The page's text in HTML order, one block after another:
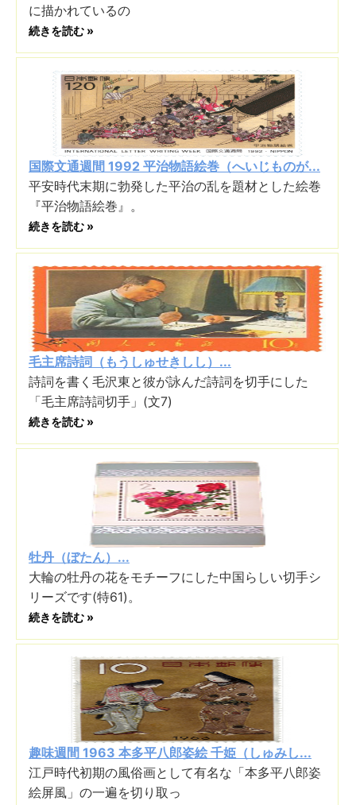
に描かれているの
続きを読む »
国際文通週間 1992 平治物語絵巻（へいじものが...
平安時代末期に勃発した平治の乱を題材とした絵巻
『平治物語絵巻』。
続きを読む »
毛主席詩詞（もうしゅせきしし）...
詩詞を書く毛沢東と彼が詠んだ詩詞を切手にした
「毛主席詩詞切手」(文7)
続きを読む »
牡丹（ぼたん）...
大輪の牡丹の花をモチーフにした中国らしい切手シ
リーズです(特61)。
続きを読む »
趣味週間 1963 本多平八郎姿絵 千姫（しゅみし...
江戸時代初期の風俗画として有名な「本多平八郎姿
絵屏風」の一遍を切り取っ